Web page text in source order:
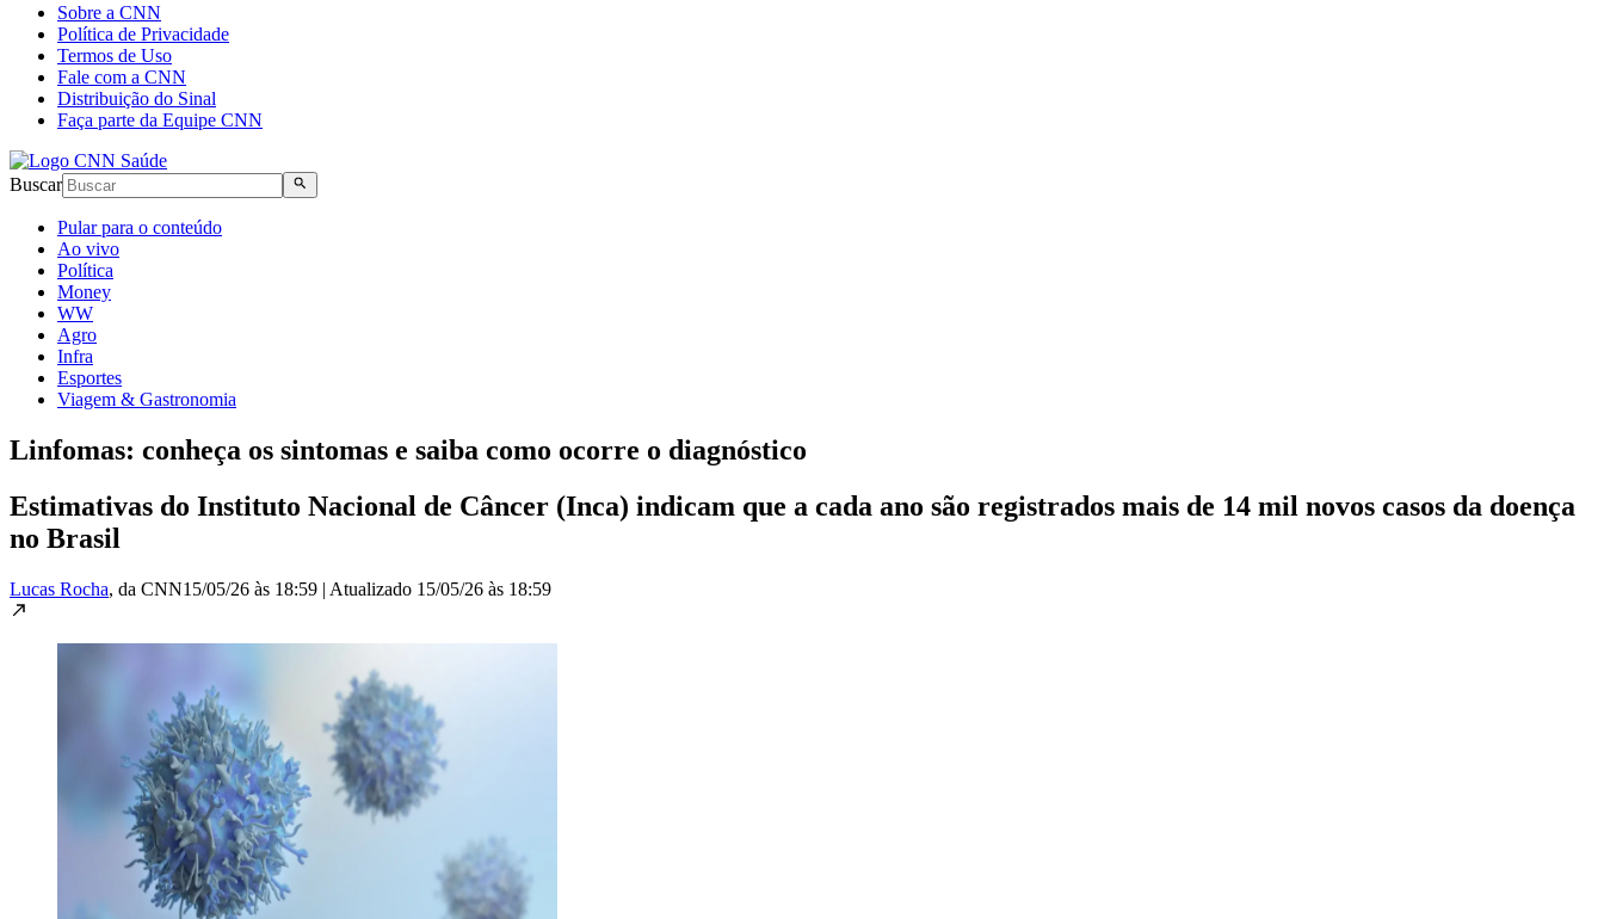
Sobre a CNN
Política de Privacidade
Termos de Uso
Fale com a CNN
Distribuição do Sinal
Faça parte da Equipe CNN
Buscar
Pular para o conteúdo
Ao vivo
Política
Money
WW
Agro
Infra
Esportes
Viagem & Gastronomia
Linfomas: conheça os sintomas e saiba como ocorre o diagnóstico
Estimativas do Instituto Nacional de Câncer (Inca) indicam que a cada ano são registrados mais de 14 mil novos casos da doença
no Brasil
Lucas Rocha, da CNN15/05/26 às 18:59 | Atualizado 15/05/26 às 18:59